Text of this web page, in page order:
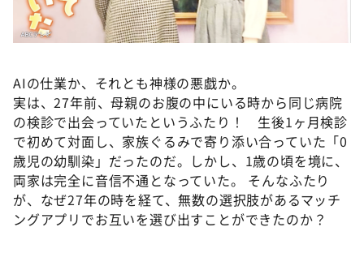
AIの仕業か、それとも神様の悪戯か。
実は、27年前、母親のお腹の中にいる時から同じ病院
の検診で出会っていたというふたり！ 生後1ヶ月検診
で初めて対面し、家族ぐるみで寄り添い合っていた「0
歳児の幼馴染」だったのだ。しかし、1歳の頃を境に、
両家は完全に音信不通となっていた。 そんなふたり
が、なぜ27年の時を経て、無数の選択肢があるマッチ
ングアプリでお互いを選び出すことができたのか？